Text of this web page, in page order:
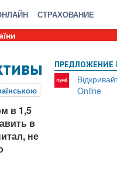
СТРАХОВАНИЕ
в 1,5
в
не
ПРЕДЛОЖЕНИЕ
Online